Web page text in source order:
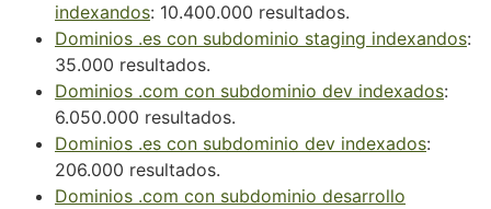
indexandos: 10.400.000 resultados.
Dominios .es con subdominio staging indexandos:
35.000 resultados.
Dominios .com con subdominio dev indexados:
6.050.000 resultados.
Dominios .es con subdominio dev indexados:
206.000 resultados.
Dominios .com con subdominio desarrollo